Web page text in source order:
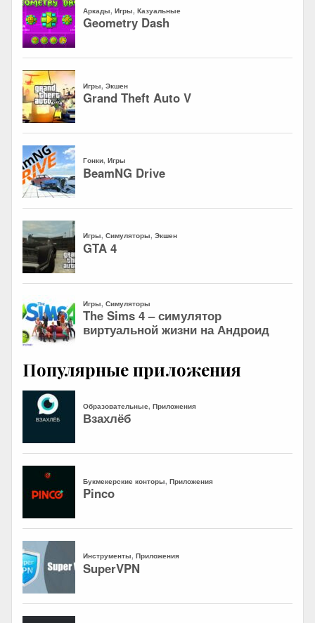
Популярные приложения